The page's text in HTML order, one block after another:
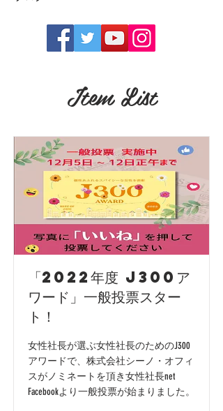
Item List
「2022年度 J300ア
ワード」一般投票スター
ト！
女性社長が選ぶ女性社長のためのJ300
アワードで、株式会社シーノ・オフィ
スがノミネートを頂き女性社長net
Facebookより一般投票が始まりました。